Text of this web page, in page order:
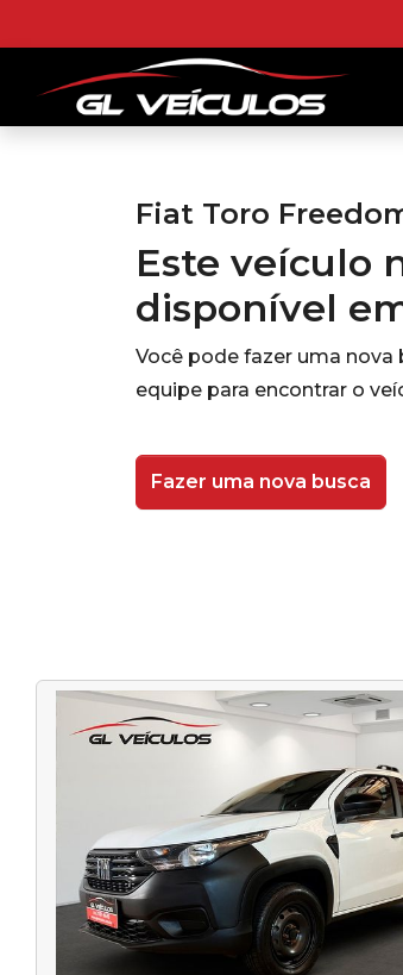
Fiat Toro
Este veículo
disponível
Você pode fazer uma
equipe para encontrar o
Fazer uma nova busca